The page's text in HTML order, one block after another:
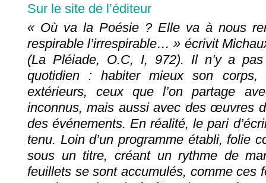
Sur le site de l’éditeur
« Où va la Poésie ? Elle va à nous
respirable l’irrespirable… » écrivit
(La Pléiade, O.C, I, 972). Il n’y a pas
quotidien : habiter mieux son corps,
extérieurs, ceux que l’on partage
inconnus, mais aussi avec des œuvres
des événements. En réalité, le pari
tenu. Loin d’un programme établi, folie
sous un titre, créant un rythme de
feuillets se sont accumulés, comme ces